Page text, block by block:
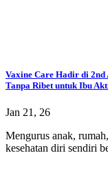
Vaxine Care Hadir di 2nd
Tanpa Ribet untuk Ibu
Jan 21, 26
Mengurus anak,
kesehatan diri sendiri